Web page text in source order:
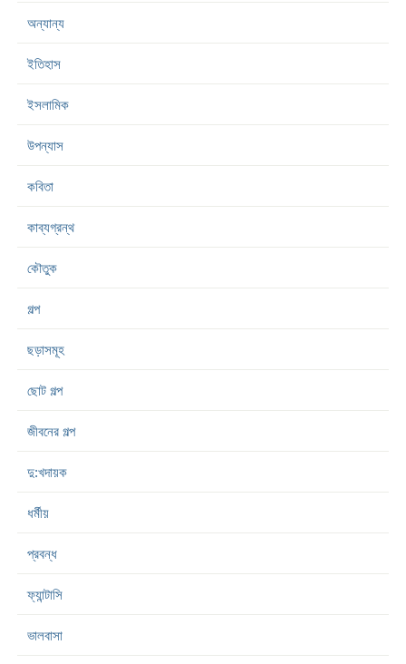
অন্যান্য
ইতিহাস
ইসলামিক
উপন্যাস
কবিতা
কাব্যগ্রন্থ
কৌতুক
গল্প
ছড়াসমূহ
ছোট গল্প
জীবনের গল্প
দু:খদায়ক
ধর্মীয়
প্রবন্ধ
ফ্যান্টাসি
ভালবাসা